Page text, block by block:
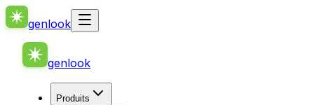
genlook
genlook
Produits